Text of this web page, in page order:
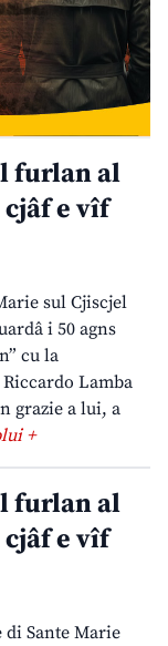
furlan al
e vîf
sul Cjiscjel
i 50 agns
cu la
Lamba
grazie a lui, a
+
furlan al
e vîf
di Sante Marie